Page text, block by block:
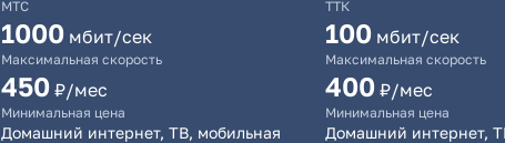
МТС
1000 мбит/сек
Максимальная скорость
450 ₽/мес
Минимальная цена
Домашний интернет, ТВ, мобильная
ТТК
100 мбит/сек
Максимальная скорость
400 ₽/мес
Минимальная цена
Домашний интернет,